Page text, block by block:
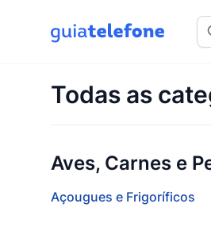
Todas as
Aves, Carnes e
Açougues e Frigoríficos